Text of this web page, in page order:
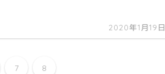
2020年1月19日
7 8